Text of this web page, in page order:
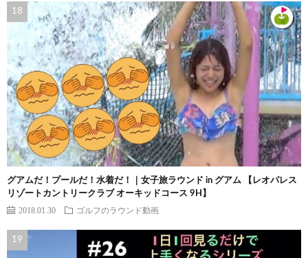
グアムだ！プールだ！水着だ！｜女子旅ラウンド in グアム 【レオパレス
リゾートカントリークラブ オーキッドコース 9H】
2018.01.30 ゴルフのラウンド動画